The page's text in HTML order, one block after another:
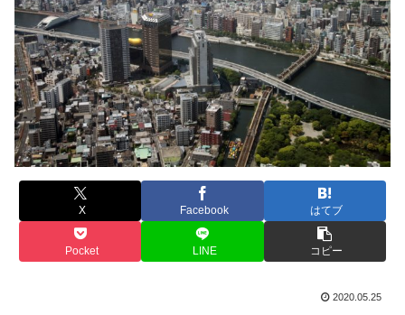
X Facebook はてブ
Pocket LINE コピー
2020.05.25